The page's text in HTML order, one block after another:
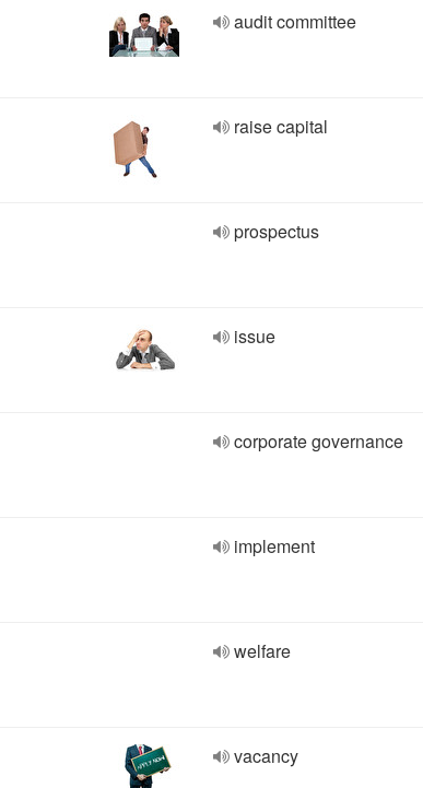
audit committee
raise capital
prospectus
issue
corporate governance
implement
welfare
vacancy